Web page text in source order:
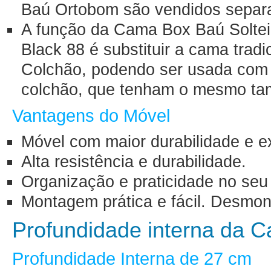
Baú Ortobom são vendidos
A função da Cama Box Baú
Black 88 é substituir a cama
Colchão, podendo ser usada
colchão, que tenham o mesmo
Vantagens do Móvel
Móvel com maior durabilidade e
Alta resistência e durabilidade.
Organização e praticidade no
Montagem prática e fácil.
Profundidade interna da
Profundidade Interna de 27 cm